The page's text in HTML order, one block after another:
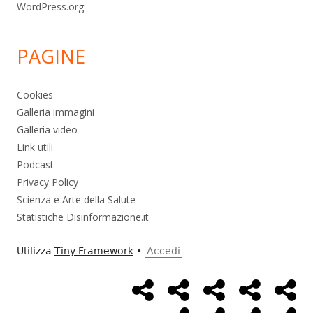
WordPress.org
PAGINE
Cookies
Galleria immagini
Galleria video
Link utili
Podcast
Privacy Policy
Scienza e Arte della Salute
Statistiche Disinformazione.it
Utilizza Tiny Framework • Accedi
MenùHome
Page
Alimentazione
AmbienteBambini
Cancro ControlloEconomia